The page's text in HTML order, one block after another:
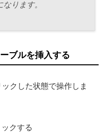
ります。
ブルを挿入する
クした状態で操作しま
クする